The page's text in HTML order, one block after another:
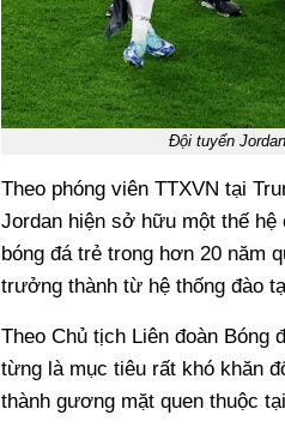
Đội tuyển
Theo phóng viên TTXVN tại
Jordan hiện sở hữu một thế hệ
bóng đá trẻ trong hơn 20 năm
trưởng thành từ hệ thống đào
Theo Chủ tịch Liên đoàn Bóng
từng là mục tiêu rất khó khăn
thành gương mặt quen thuộc